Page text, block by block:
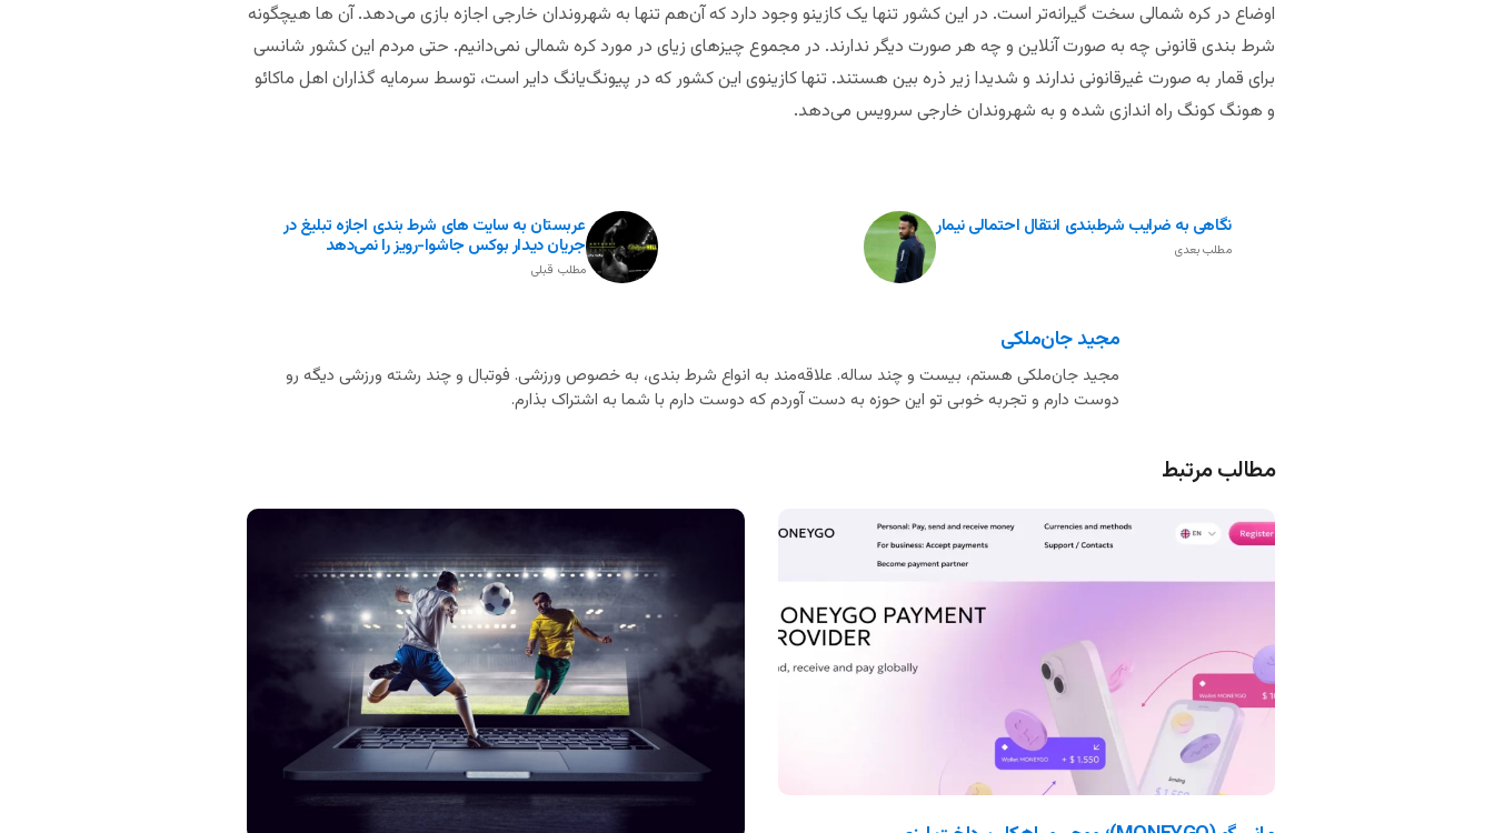
اوضاع در کره شمالی سخت گیرانه‌تر است. در این کشور تنها یک کازینو وجود دارد که آن‌هم تنها به شهروندان خارجی اجازه بازی می‌دهد. آن ها هیچگونه
شرط بندی قانونی چه به صورت آنلاین و چه هر صورت دیگر ندارند. در مجموع چیزهای زیای در مورد کره شمالی نمی‌دانیم. حتی مردم این کشور شانسی
برای قمار به صورت غیرقانونی ندارند و شدیدا زیر ذره بین هستند. تنها کازینوی این کشور که در پیونگ‌یانگ دایر است، توسط سرمایه گذاران اهل ماکائو
و هونگ کونگ راه اندازی شده و به شهروندان خارجی سرویس می‌دهد.
عربستان به سایت های شرط بندی اجازه تبلیغ در
جریان دیدار بوکس جاشوا-رویز را نمی‌دهد
مطلب قبلی
نگاهی به ضرایب شرطبندی انتقال احتمالی نیمار
مطلب بعدی
مجید جان‌ملکی
مجید جان‌ملکی هستم، بیست و چند ساله. علاقه‌مند به انواع شرط بندی، به خصوص ورزشی. فوتبال و چند رشته ورزشی دیگه رو
دوست دارم و تجربه خوبی تو این حوزه به دست آوردم که دوست دارم با شما به اشتراک بذارم.
مطالب مرتبط